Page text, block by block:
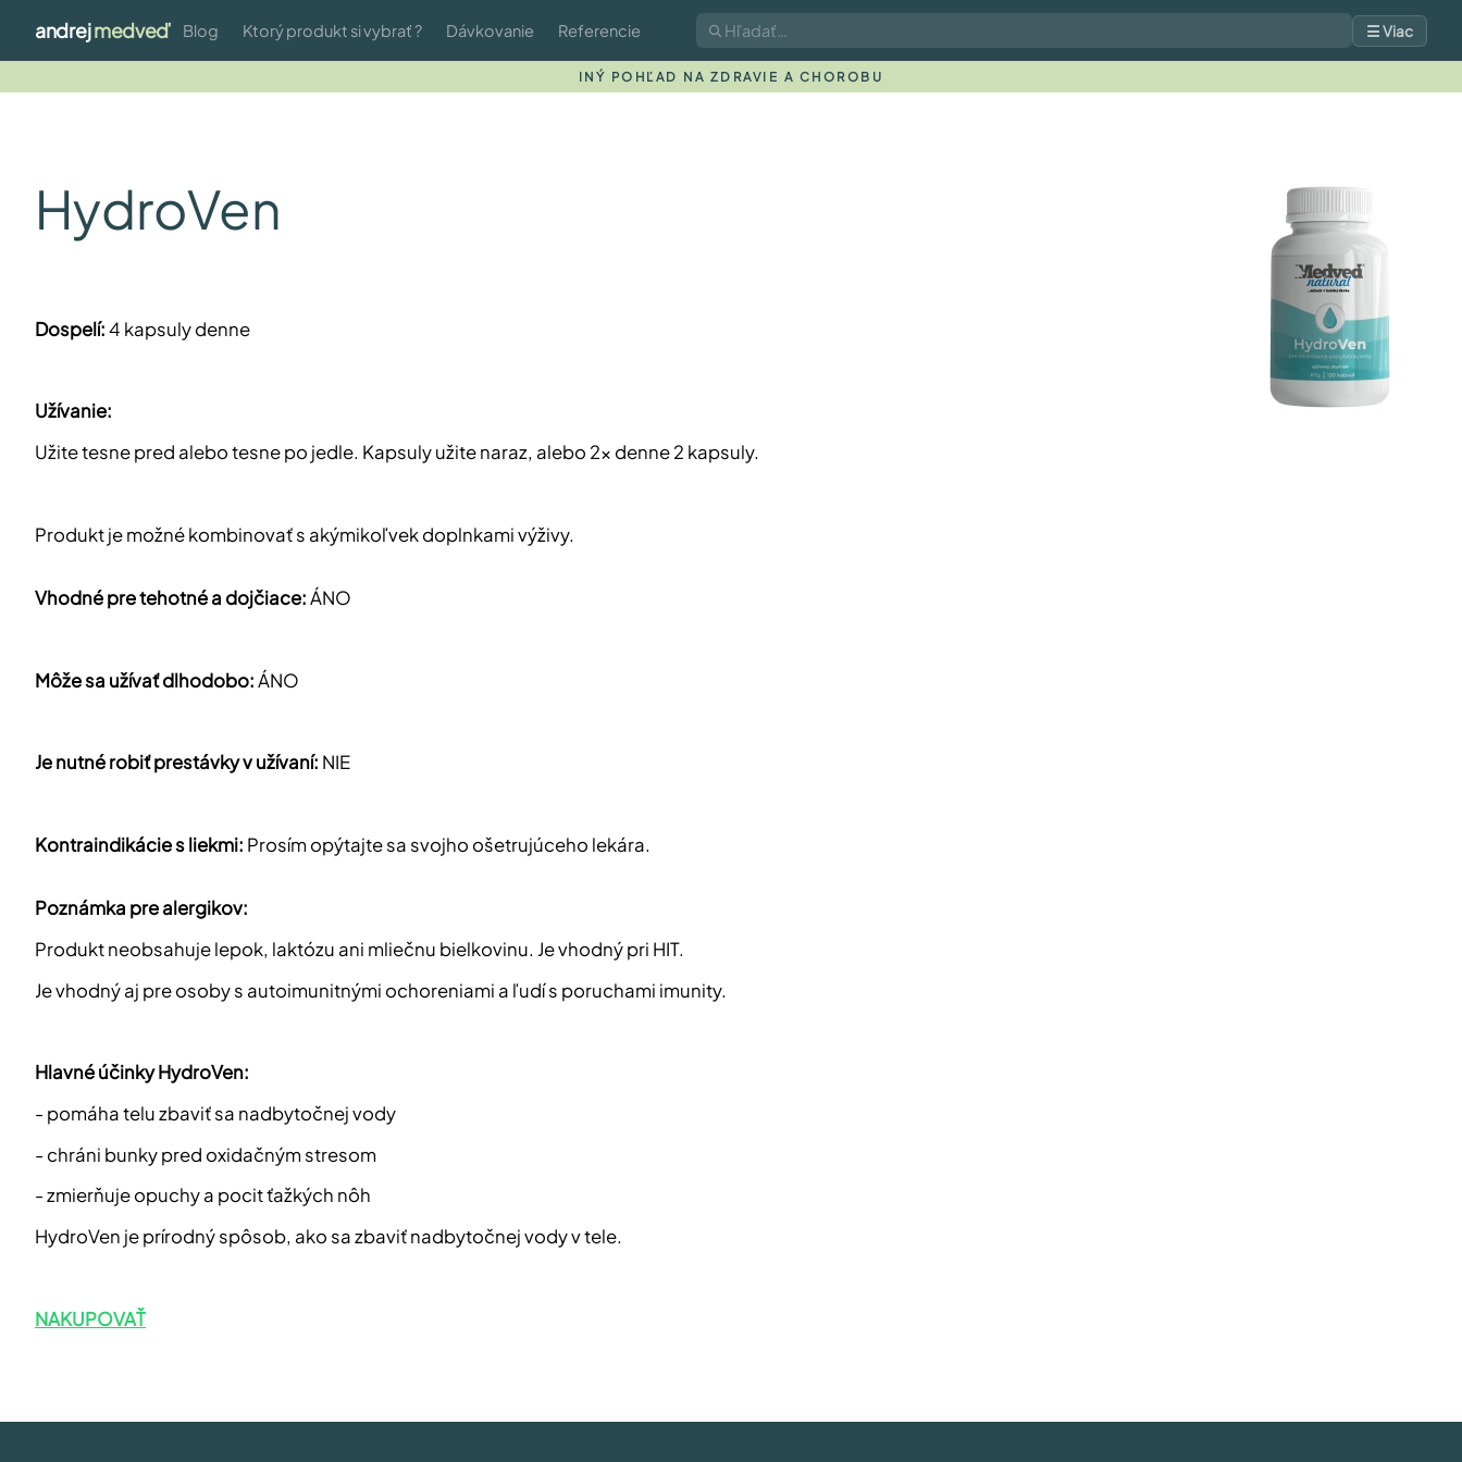
andrejmedveď Blog Ktorý produkt si vybrať ? Dávkovanie Referencie ☰ Viac
INÝ POHĽAD NA ZDRAVIE A CHOROBU
HydroVen
Dospelí:4 kapsuly denne
Užívanie:
Užite tesne pred alebo tesne po jedle. Kapsuly užite naraz, alebo 2x denne 2 kapsuly.
Produkt je možné kombinovať s akýmikoľvek doplnkami výživy.
Vhodné pre tehotné a dojčiace:ÁNO
Môže sa užívať dlhodobo:ÁNO
Je nutné robiť prestávky v užívaní: NIE
Kontraindikácie s liekmi: Prosím opýtajte sa svojho ošetrujúceho lekára.
Poznámka pre alergikov:
Produkt neobsahuje lepok, laktózu ani mliečnu bielkovinu. Je vhodný pri HIT.
Je vhodný aj pre osoby s autoimunitnými ochoreniami a ľudí s poruchami imunity.
Hlavné účinky HydroVen:
- pomáha telu zbaviť sa nadbytočnej vody
- chráni bunky pred oxidačným stresom
- zmierňuje opuchy a pocit ťažkých nôh
HydroVen je prírodný spôsob, ako sa zbaviť nadbytočnej vody v tele.
NAKUPOVAŤ